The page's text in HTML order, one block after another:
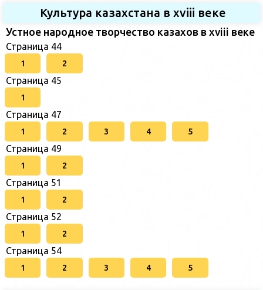
Культура казахстана в xviii веке
Устное народное творчество казахов в xviii веке
Страница 44
1 2
Страница 45
1
Страница 47
1 2 3 4 5
Страница 49
1 2
Страница 51
1 2
Страница 52
1 2
Страница 54
1 2 3 4 5